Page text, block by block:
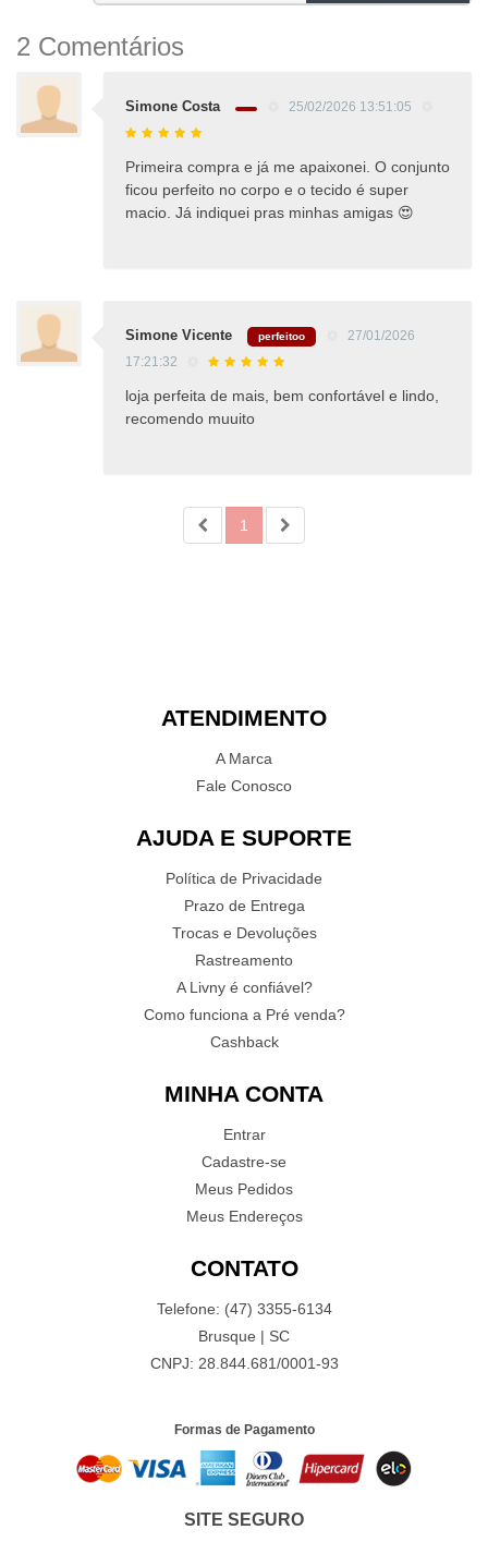
2 Comentários
Simone Costa 25/02/2026 13:51:05
Primeira compra e já me apaixonei. O conjunto
ficou perfeito no corpo e o tecido é super
macio. Já indiquei pras minhas amigas 😍
Simone Vicente perfeitoo
27/01/2026
17:21:32
loja perfeita de mais, bem confortável e lindo,
recomendo muuito
1
ATENDIMENTO
A Marca
Fale Conosco
AJUDA E SUPORTE
Política de Privacidade
Prazo de Entrega
Trocas e Devoluções
Rastreamento
A Livny é confiável?
Como funciona a Pré venda?
Cashback
MINHA CONTA
Entrar
Cadastre-se
Meus Pedidos
Meus Endereços
CONTATO
Telefone: (47) 3355-6134
Brusque | SC
CNPJ: 28.844.681/0001-93
Formas de Pagamento
SITE SEGURO